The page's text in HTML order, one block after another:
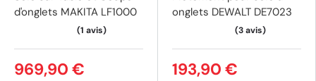
d'onglets MAKITA LF1000
969,90 €
onglets DEWALT DE7023
193,90 €